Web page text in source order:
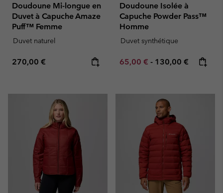
Doudoune Mi-longue en
Duvet à Capuche Amaze
Puff™ Femme
Duvet naturel
Regular price:
270,00 €
Doudoune Isolée à
Capuche Powder Pass™
Homme
Duvet synthétique
Minimum sale price:
65,00 € - Maximum price:
130,00 €